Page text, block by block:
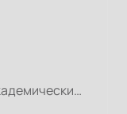
Ростов-на-Дону, Ростовский Академический Театр Драмы, Большая сцена